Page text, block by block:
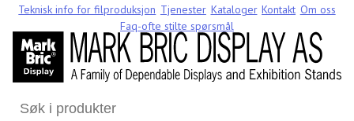
Search
Teknisk info for filproduksjon Tjenester Kataloger Kontakt Om oss
Faq-ofte stilte spørsmål